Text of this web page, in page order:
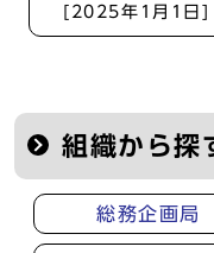
[2025年1月1日]
組織から探
総務企画局